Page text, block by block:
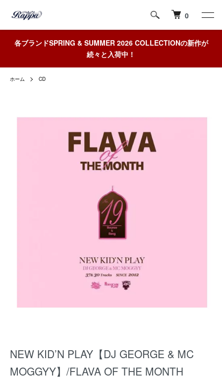
0
各ブランドSPRING & SUMMER 2026 COLLECTIONの新作が
続々と入荷中！
ホーム CD
NEW KID’N PLAY【DJ GEORGE & MC
MOGGYY】/FLAVA OF THE MONTH